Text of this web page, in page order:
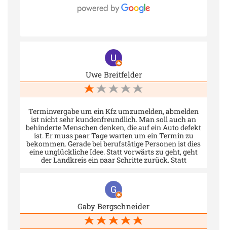
Uwe Breitfelder
Terminvergabe um ein Kfz umzumelden, abmelden
ist nicht sehr kundenfreundlich. Man soll auch an
behinderte Menschen denken, die auf ein Auto defekt
ist. Er muss paar Tage warten um ein Termin zu
bekommen. Gerade bei berufstätige Personen ist dies
eine unglückliche Idee. Statt vorwärts zu geht, geht
der Landkreis ein paar Schritte zurück. Statt
wenn auf der Gemeinde eine Bürokratie herrscht.
Online Anmeldung ist dermassen unübersichtlich
und es wird erwarte sich bei den Behördengänge
auszukennen. Hat man bei den Angaben ein Fehler
gemacht, braucht man scheinbar ein neuen Termin.
Auch wenn man ein Auto ummeldet online wird
Gaby Bergschneider